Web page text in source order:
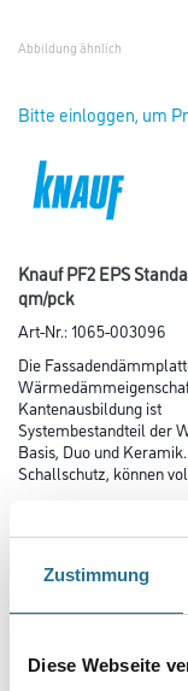
Zustimmung
Diese Webseite
Abbildung ähnlich
Bitte einloggen, um
Knauf PF2 EPS
qm/pck
Art-Nr.:1065-003096
Die
Kantenausbildung ist
Systembestandteil der
Basis, Duo und
Schallschutz, können
Länge in centimeter